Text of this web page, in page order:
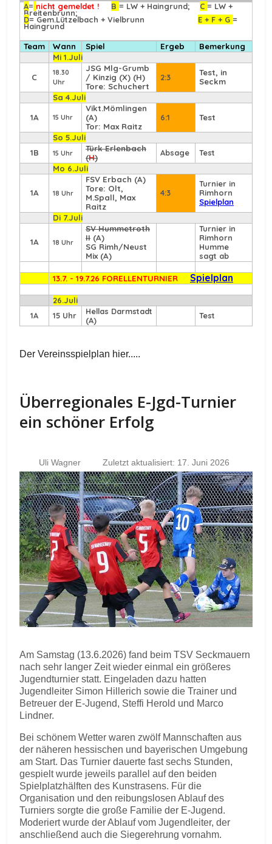
A= nicht gemeldet ! B = LW + Haingrund;C = LW +
Breitenbrunn;
D= Gem.Lützelbach + Vielbrunn E + F + G =
Haingrund
Team Wann Spiel Ergeb
Bemerkung
Mi 1.Juli
C
18.30
Uhr
JSG Mlg-Grumb
/ Kinzig (X) (H)
Tore: Schuchert
2:3
Test, in
Seckm
Sa 4.Juli
1A 15 Uhr
Vikt.Mömlingen
(A)
Tor: Max Raitz
6:1 Test
So 5.Juli
1B
15 Uhr
Türk Erlenbach
(H) Absage
Test
Mo 6.Juli
1A 18 Uhr
FSV Erbach (A)
Tore: Olt,
M.Spall, Max
Raitz
4:3
Turnier in
Rimhorn
Spielplan
Di 7.Juli
1A 18 Uhr
SV Hummetroth
II (A)
SG Rimh/Neust
Mix (A)
Turnier in
Rimhorn
Humme
sagt ab
13.7. - 19.7.26 FORELLENTURNIER Spielplan
26.Juli
1A
15 Uhr
Hellas Darmstadt
(A)
Test
Der Vereinsspielplan hier.....
Überregionales E-Jgd-Turnier
ein schöner Erfolg
Uli Wagner Zuletzt aktualisiert: 17. Juni 2026
Am Samstag (13.6.2026) fand beim TSV Seckmauern
nach sehr langer Zeit wieder einmal ein größeres
Jugendturnier statt. Eingeladen dazu hatten
Jugendleiter Simon Hillerich sowie die Trainer und
Betreuer der E-Jugend, Steffi Herold und Marco
Lindner.
Bei schönem Wetter waren zwölf Mannschaften aus
der näheren hessischen und bayerischen Umgebung
am Start. Das Turnier dauerte fast sechs Stunden,
gespielt wurde jeweils parallel auf den beiden
Spielplatzhälften des Kunstrasens. Für die
Organisation und den reibungslosen Ablauf des
Turniers sorgte die große Familie der E-Jugend.
Moderiert wurde der Ablauf vom Jugendleiter, der
anschließend auch die Siegerehrung vornahm.